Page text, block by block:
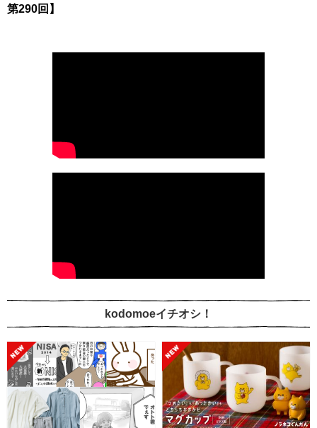
第290回】
kodomoeイチオシ！